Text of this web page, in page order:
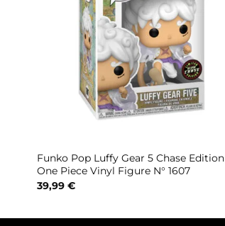
Funko Pop Luffy Gear 5 Chase Edition
One Piece Vinyl Figure N° 1607
39,99 €